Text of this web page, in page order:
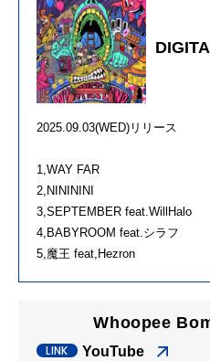
2025.09.03(WED)リリース
1,WAY FAR
2,NINININI
3,SEPTEMBER feat.WillHalo
4,BABYROOM feat.シラフ
5,魔王 feat,Hezron
Whoopee
YouTube